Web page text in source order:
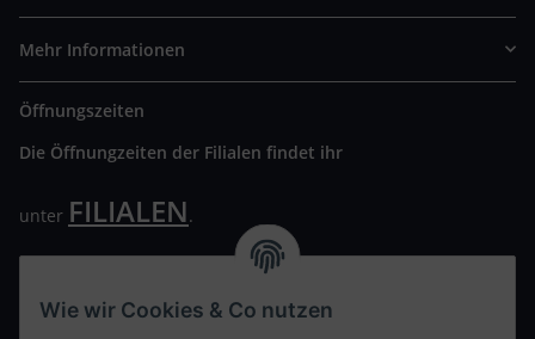
Mehr Informationen
Öffnungszeiten
Die Öffnungzeiten der Filialen findet ihr
unter FILIALEN.
Wir freuen uns auf Euren Besuch. Bitte beachtet die
Wie wir Cookies & Co nutzen